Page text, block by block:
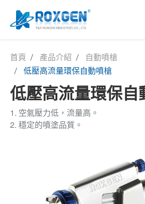
首頁 產品介紹
自動噴槍
低壓高流量環保自動噴槍
低壓高流量環保自
1. 空氣壓力低，流量高。
2. 穩定的噴塗品質。